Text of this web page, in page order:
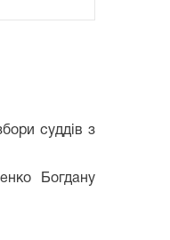
суддів з
Богдану